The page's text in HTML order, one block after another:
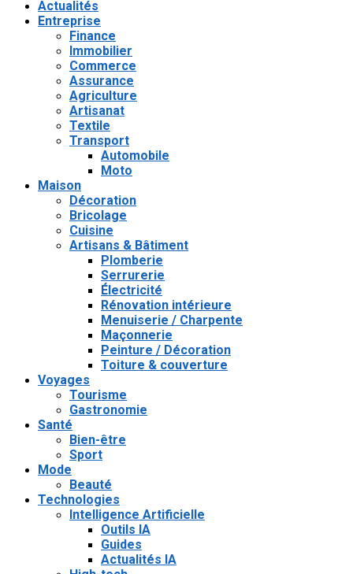
Actualités
Entreprise
Finance
Immobilier
Commerce
Assurance
Agriculture
Artisanat
Textile
Transport
Automobile
Moto
Maison
Décoration
Bricolage
Cuisine
Artisans & Bâtiment
Plomberie
Serrurerie
Électricité
Rénovation intérieure
Menuiserie / Charpente
Maçonnerie
Peinture / Décoration
Toiture & couverture
Voyages
Tourisme
Gastronomie
Santé
Bien-être
Sport
Mode
Beauté
Technologies
Intelligence Artificielle
Outils IA
Guides
Actualités IA